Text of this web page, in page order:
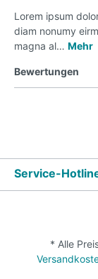
Lorem ipsum
diam nonumy
magna al… Mehr
Bewertungen
Service-
* Alle